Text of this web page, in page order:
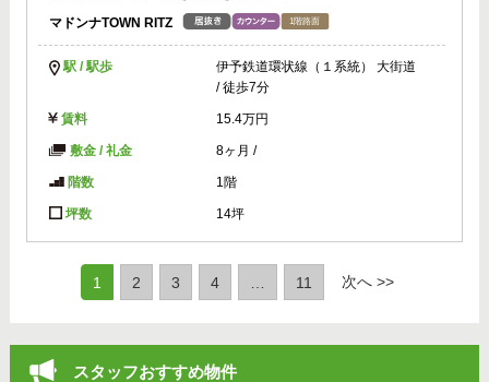
マドンナTOWN RITZ
駅 / 駅歩
伊予鉄道環状線（１系統） 大街道
/ 徒歩7分
賃料 15.4万円
敷金 / 礼金 8ヶ月 /
階数 1階
坪数 14坪
1 (current)
2 3 4 11 次へ >>
スタッフおすすめ物件